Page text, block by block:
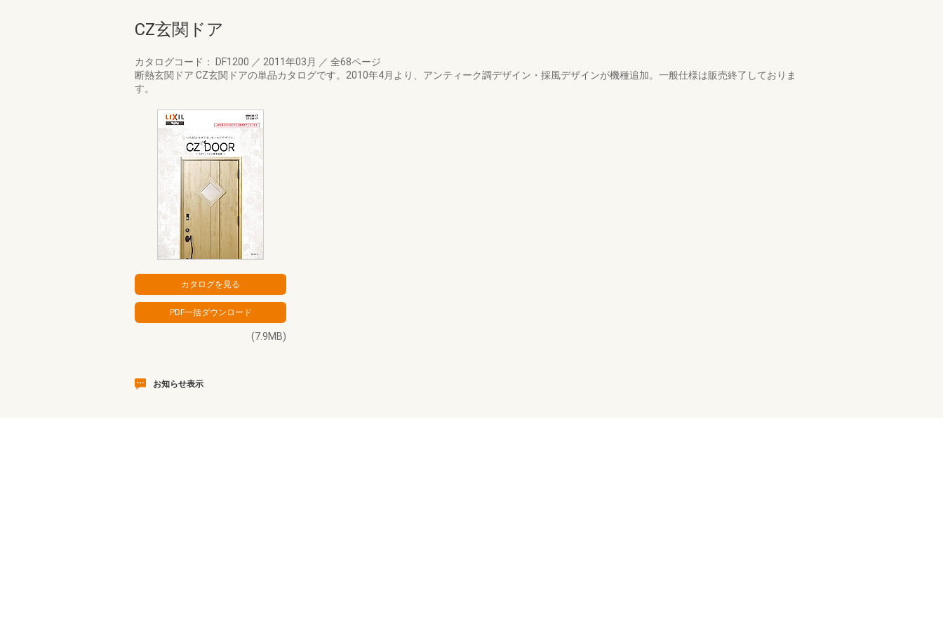
CZ玄関ドア
カタログコード： DF1200 ／ 2011年03月 ／ 全68ページ
断熱玄関ドア CZ玄関ドアの単品カタログです。2010年4月より、アンティーク調デザイン・採風デザインが機種追加。一般仕様は販売終了しておりま
す。
(7.9MB)
お知らせ表示